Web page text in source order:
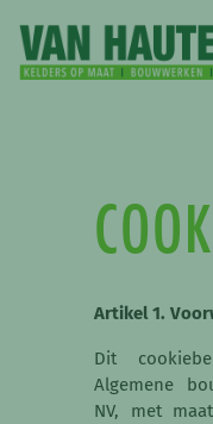
Artikel 1.
Dit
Algemene
NV, met